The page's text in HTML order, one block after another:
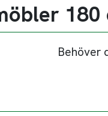
180
Behöver